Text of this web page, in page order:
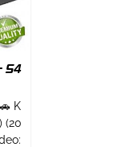
S4
K
(20